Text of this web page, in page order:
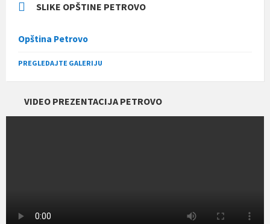
SLIKE OPŠTINE PETROVO
Opština Petrovo
PREGLEDAJTE GALERIJU
VIDEO PREZENTACIJA PETROVO